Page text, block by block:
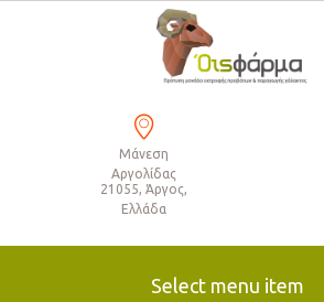
Μάνεση
Αργολίδας
21055, Άργος,
Ελλάδα
Select menu item